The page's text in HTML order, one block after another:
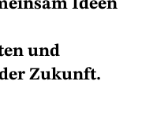
Ideen
und
Zukunft.